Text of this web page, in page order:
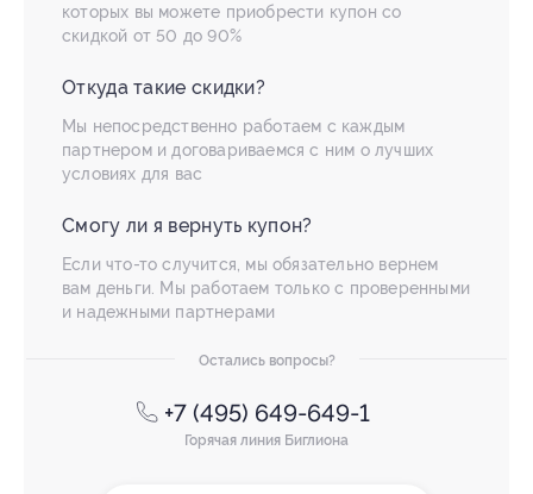
которых вы можете приобрести купон со
скидкой от 50 до 90%
Откуда такие скидки?
Мы непосредственно работаем с каждым
партнером и договариваемся с ним о лучших
условиях для вас
Смогу ли я вернуть купон?
Если что-то случится, мы обязательно вернем
вам деньги. Мы работаем только с проверенными
и надежными партнерами
Остались вопросы?
+7 (495) 649-649-1
Горячая линия Биглиона